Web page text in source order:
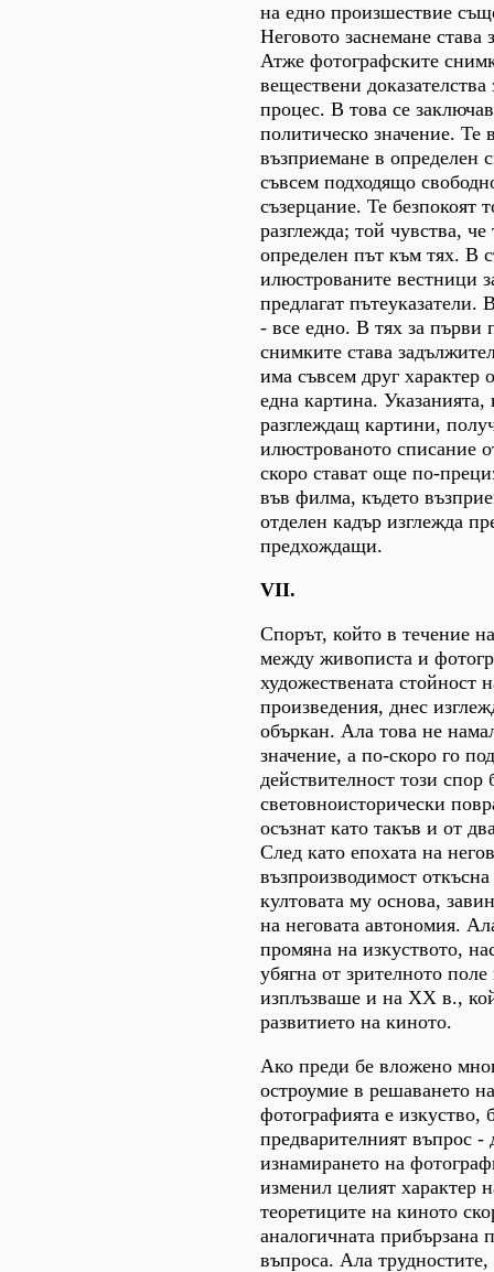
на едно произшествие
Неговото заснемане
Атже фотографските
веществени доказателства
процес. В това се
политическо значение. Те
възприемане в определен
съвсем подходящо
съзерцание. Те безпокоят
разглежда; той чувства,
определен път към тях. В
илюстрованите вестници
предлагат
- все едно. В тях за първи
снимките става
има съвсем друг характер
една картина. Указанията,
разглеждащ картини,
илюстрованото списание
скоро стават още по-
във филма, където
отделен кадър изглежда
предхождащи.
VII.
Спорът, който в течение
между живописта и
художествената стойност
произведения, днес
объркан. Ала това не
значение, а по-скоро го
действителност този спор
световноисторически
осъзнат като такъв и от
След като епохата на
възпроизводимост
култовата му основа,
на неговата автономия.
промяна на изкуството,
убягна от зрителното
изплъзваше и на XX в.,
развитието на киното.
Ако преди бе вложено
остроумие в решаването
фотографията е изкуство,
предварителният въпрос -
изнамирането на
изменил целият характер
теоретиците на киното
аналогичната прибързана
въпроса. Ала трудностите,